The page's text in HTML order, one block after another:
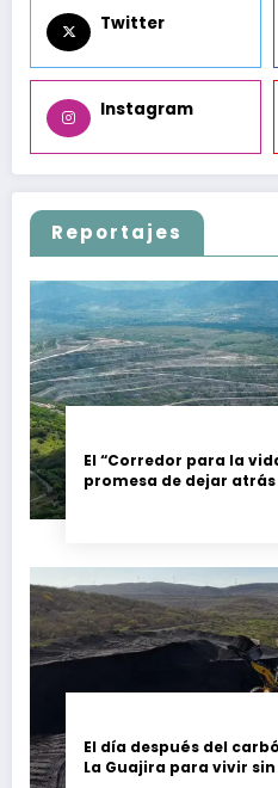
Twitter
Instagram
Reportajes
El “Corredor para la
promesa de dejar
El día después del
La Guajira para vivir